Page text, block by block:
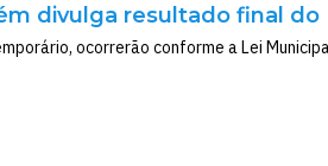
divulga resultado final do
ocorrerão conforme a Lei